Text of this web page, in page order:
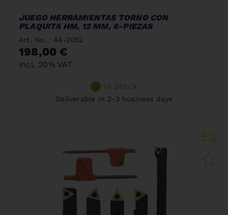
JUEGO HERRAMIENTAS TORNO CON
PLAQUITA HM, 12 MM, 6-PIEZAS
Art. No. : 44-2052
198,00 €
incl. 20% VAT
In Stock
Deliverable in 2-3 business days